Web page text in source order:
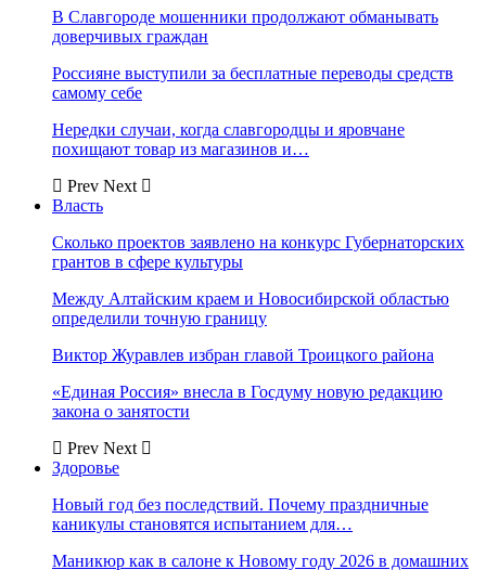
В Славгороде мошенники продолжают обманывать
доверчивых граждан
Россияне выступили за бесплатные переводы средств
самому себе
Нередки случаи, когда славгородцы и яровчане
похищают товар из магазинов и…
Prev Next
Власть
Сколько проектов заявлено на конкурс Губернаторских
грантов в сфере культуры
Между Алтайским краем и Новосибирской областью
определили точную границу
Виктор Журавлев избран главой Троицкого района
«Единая Россия» внесла в Госдуму новую редакцию
закона о занятости
Prev Next
Здоровье
Новый год без последствий. Почему праздничные
каникулы становятся испытанием для…
Маникюр как в салоне к Новому году 2026 в домашних